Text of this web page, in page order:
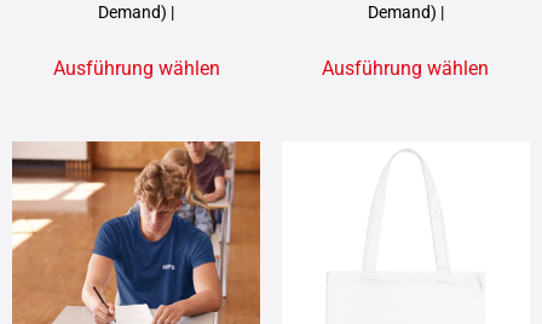
Demand) |
Ausführung wählen
Demand) |
Ausführung wählen